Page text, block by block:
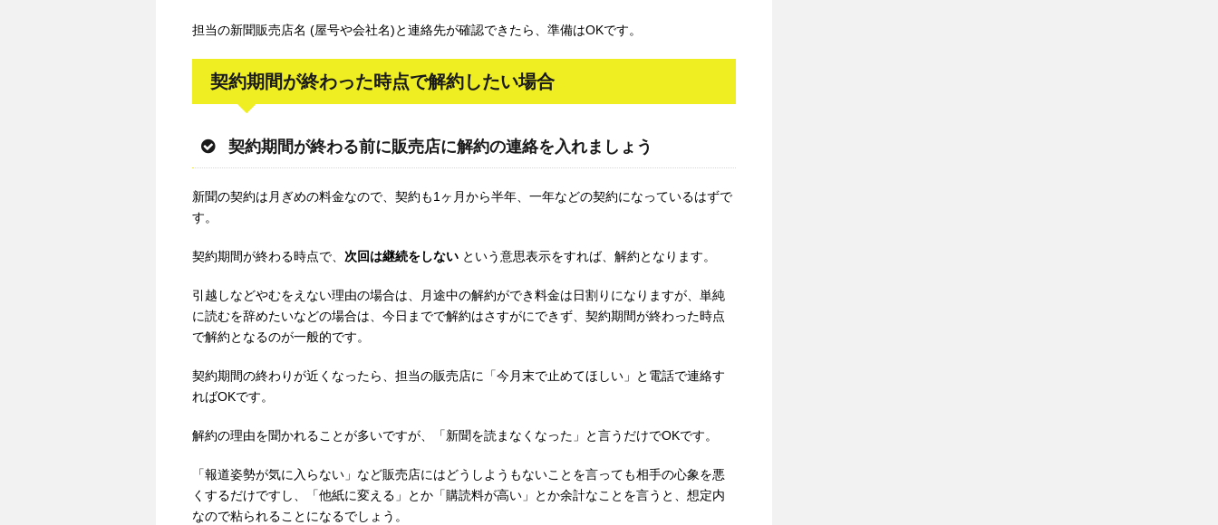
担当の新聞販売店名 (屋号や会社名)と連絡先が確認できたら、準備はOKです。
契約期間が終わった時点で解約したい場合
契約期間が終わる前に販売店に解約の連絡を入れましょう
新聞の契約は月ぎめの料金なので、契約も1ヶ月から半年、一年などの契約になっているはずで
す。
契約期間が終わる時点で、 次回は継続をしない という意思表示をすれば、解約となります。
引越しなどやむをえない理由の場合は、月途中の解約ができ料金は日割りになりますが、単純
に読むを辞めたいなどの場合は、今日までで解約はさすがにできず、契約期間が終わった時点
で解約となるのが一般的です。
契約期間の終わりが近くなったら、担当の販売店に「今月末で止めてほしい」と電話で連絡す
ればOKです。
解約の理由を聞かれることが多いですが、「新聞を読まなくなった」と言うだけでOKです。
「報道姿勢が気に入らない」など販売店にはどうしようもないことを言っても相手の心象を悪
くするだけですし、「他紙に変える」とか「購読料が高い」とか余計なことを言うと、想定内
なので粘られることになるでしょう。